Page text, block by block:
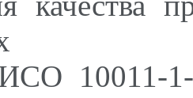
10011-1-